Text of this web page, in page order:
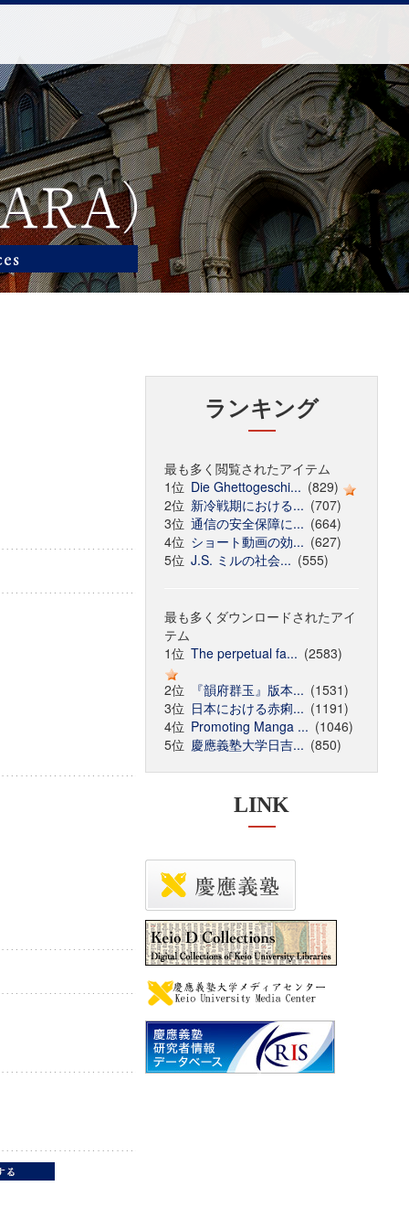
ランキング
最も多く閲覧されたアイテム
1位 Die Ghettogeschi... (829)
2位 新冷戦期における... (707)
3位 通信の安全保障に... (664)
4位 ショート動画の効... (627)
5位 J.S. ミルの社会... (555)
最も多くダウンロードされたアイ
テム
1位 The perpetual fa... (2583)
2位
『韻府群玉』版本... (1531)
3位 日本における赤痢... (1191)
4位 Promoting Manga ... (1046)
5位 慶應義塾大学日吉... (850)
LINK